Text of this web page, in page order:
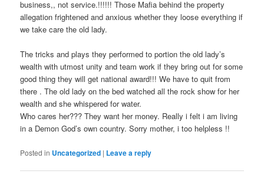
business,, not service.!!!!!! Those Mafia behind the property
allegation frightened and anxious whether they loose everything if
we take care the old lady.
The tricks and plays they performed to portion the old lady’s
wealth with utmost unity and team work if they bring out for some
good thing they will get national award!!! We have to quit from
there . The old lady on the bed watched all the rock show for her
wealth and she whispered for water.
Who cares her??? They want her money. Really i felt i am living
in a Demon God’s own country. Sorry mother, i too helpless !!
Posted in Uncategorized | Leave a reply